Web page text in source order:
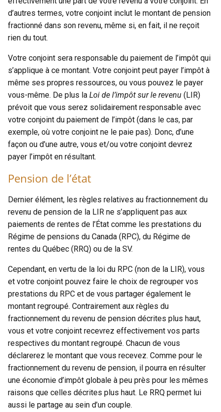
d’autres termes, votre conjoint inclut le montant de pension
fractionné dans son revenu, même si, en fait, il ne reçoit
rien du tout.
Votre conjoint sera responsable du paiement de l’impôt qui
s’applique à ce montant. Votre conjoint peut payer l’impôt à
même ses propres ressources, ou vous pouvez le payer
vous-même. De plus la Loi de l’impôt sur le revenu (LIR)
prévoit que vous serez solidairement responsable avec
votre conjoint du paiement de l’impôt (dans le cas, par
exemple, où votre conjoint ne le paie pas). Donc, d’une
façon ou d’une autre, vous et/ou votre conjoint devrez
payer l’impôt en résultant.
Pension de l’état
Dernier élément, les règles relatives au fractionnement du
revenu de pension de la LIR ne s’appliquent pas aux
paiements de rentes de l’État comme les prestations du
Régime de pensions du Canada (RPC), du Régime de
rentes du Québec (RRQ) ou de la SV.
Cependant, en vertu de la loi du RPC (non de la LIR), vous
et votre conjoint pouvez faire le choix de regrouper vos
prestations du RPC et de vous partager également le
montant regroupé. Contrairement aux règles du
fractionnement du revenu de pension décrites plus haut,
vous et votre conjoint recevrez effectivement vos parts
respectives du montant regroupé. Chacun de vous
déclarerez le montant que vous recevez. Comme pour le
fractionnement du revenu de pension, il pourra en résulter
une économie d’impôt globale à peu près pour les mêmes
raisons que celles décrites plus haut. Le RRQ permet lui
aussi le partage au sein d’un couple.